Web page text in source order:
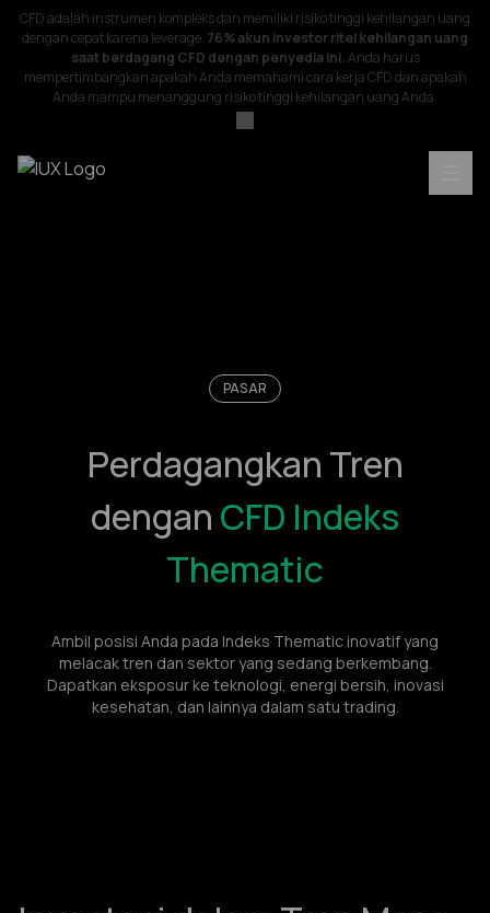
CFD adalah instrumen kompleks dan memiliki risiko tinggi kehilangan uang
dengan cepat karena leverage. 76% akun investor ritel kehilangan uang
saat berdagang CFD dengan penyedia ini.Anda harus
mempertimbangkan apakah Anda memahami cara kerja CFD dan apakah
Anda mampu menanggung risiko tinggi kehilangan uang Anda.
PASAR
Perdagangkan Tren
dengan CFD Indeks
Thematic
Ambil posisi Anda pada Indeks Thematic inovatif yang
melacak tren dan sektor yang sedang berkembang.
Dapatkan eksposur ke teknologi, energi bersih, inovasi
kesehatan, dan lainnya dalam satu trading.